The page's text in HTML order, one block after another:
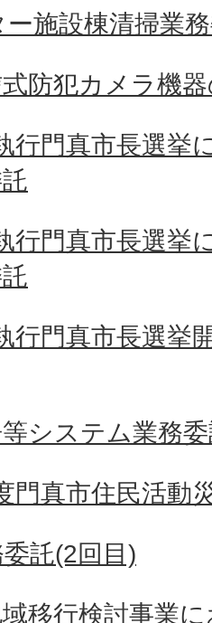
施設棟清掃業
防犯カメラ機
行門真市長選挙
行門真市長選挙
行門真市長選挙
システム業務
門真市住民活動
託(2回目)
移行検討事業